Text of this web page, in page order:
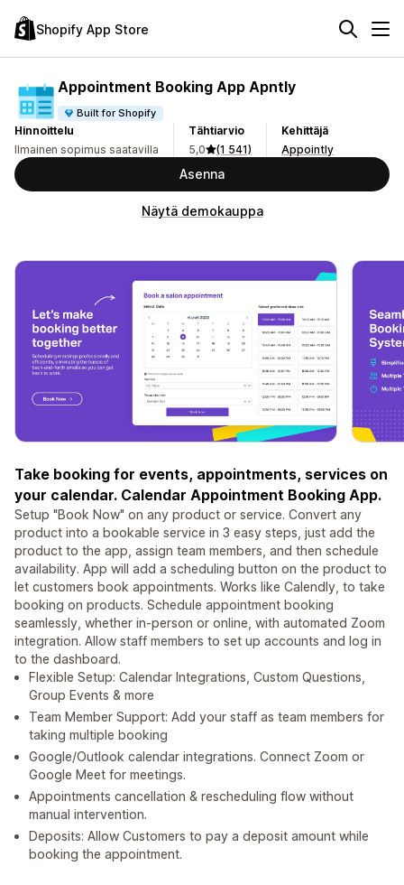
Shopify App Store
Appointment Booking App Apntly
Built for Shopify
Hinnoittelu
Ilmainen sopimus saatavilla
Tähtiarvio
5,0
(1 541)
Kehittäjä
Appointly
Asenna
Näytä demokauppa
Take booking for events, appointments, services on
your calendar. Calendar Appointment Booking App.
Setup "Book Now" on any product or service. Convert any
product into a bookable service in 3 easy steps, just add the
product to the app, assign team members, and then schedule
availability. App will add a scheduling button on the product to
let customers book appointments. Works like Calendly, to take
booking on products. Schedule appointment booking
seamlessly, whether in-person or online, with automated Zoom
integration. Allow staff members to set up accounts and log in
to the dashboard.
Flexible Setup: Calendar Integrations, Custom Questions,
Group Events & more
Team Member Support: Add your staff as team members for
taking multiple booking
Google/Outlook calendar integrations. Connect Zoom or
Google Meet for meetings.
Appointments cancellation & rescheduling flow without
manual intervention.
Deposits: Allow Customers to pay a deposit amount while
booking the appointment.